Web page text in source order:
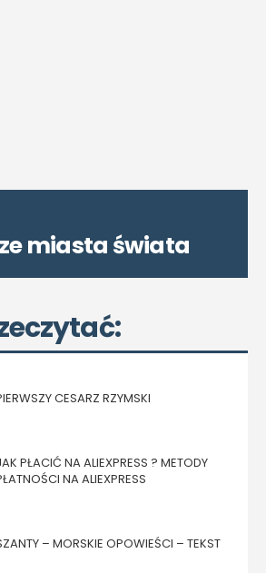
miasta świata
CESARZ RZYMSKI
PŁACIĆ NA ALIEXPRESS ? METODY
NA ALIEXPRESS
– MORSKIE OPOWIEŚCI – TEKST